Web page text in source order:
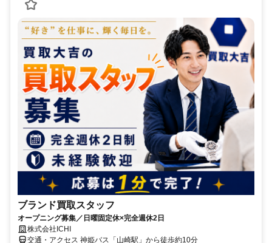
ブランド買取スタッフ
オープニング募集／日曜固定休×完全週休2日
株式会社ICHI
交通・アクセス 神姫バス「山崎駅」から徒歩約10分